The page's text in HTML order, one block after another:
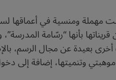
مهملة ومنسية في أعماقها
بأنها “رسّامة
بعيدة عن مجال الرسم،
وتنميتها، إضافة إلى